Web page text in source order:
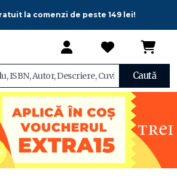
la comenzi de peste 149 lei!
Caută